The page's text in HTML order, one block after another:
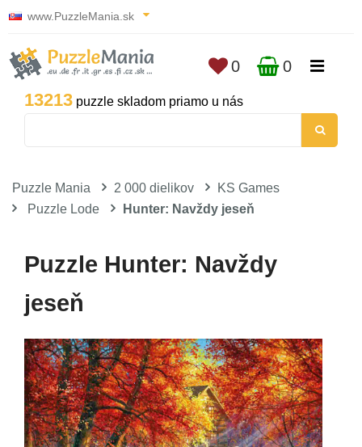
www.PuzzleMania.sk
13213 puzzle skladom priamo u nás
0 0
Puzzle Mania 2 000 dielikov
KS Games
Puzzle Lode
Hunter: Navždy jeseň
Puzzle Hunter: Navždy
jeseň